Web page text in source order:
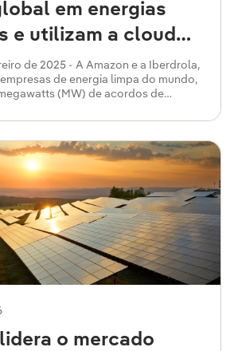
em energias
e utilizam a cloud
escalar os
Iberdrola
de 2025 - A Amazon e a Iberdrola,
de energia limpa do mundo,
(MW) de acordos de
e expandiram a sua presença a
o mercado